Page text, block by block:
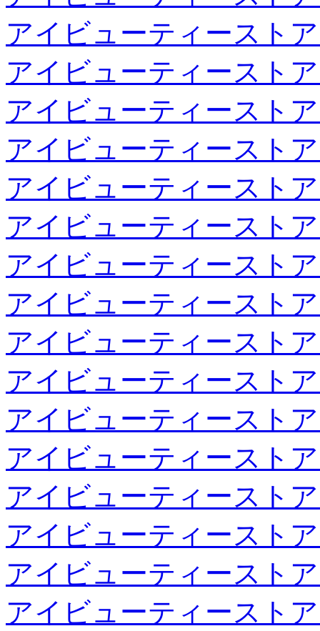
アイビューティースト
アイビューティースト
アイビューティースト
アイビューティースト
アイビューティースト
アイビューティースト
アイビューティースト
アイビューティースト
アイビューティースト
アイビューティースト
アイビューティースト
アイビューティースト
アイビューティースト
アイビューティースト
アイビューティースト
アイビューティースト